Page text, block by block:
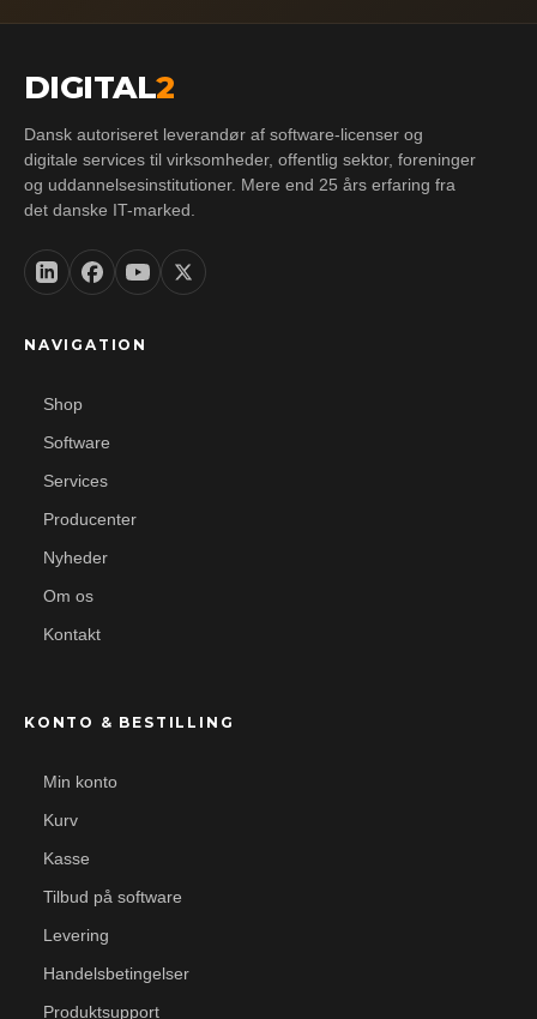
DIGITAL2
Dansk autoriseret leverandør af software-licenser og
digitale services til virksomheder, offentlig sektor, foreninger
og uddannelsesinstitutioner. Mere end 25 års erfaring fra
det danske IT-marked.
NAVIGATION
Shop
Software
Services
Producenter
Nyheder
Om os
Kontakt
KONTO & BESTILLING
Min konto
Kurv
Kasse
Tilbud på software
Levering
Handelsbetingelser
Produktsupport